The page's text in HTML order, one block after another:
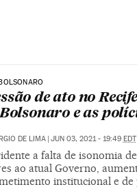
de ato no
e as
DE LIMA JUN 03, 2021 - 19:49 EDT
a falta de isonomia
ao atual Governo,
institucional e